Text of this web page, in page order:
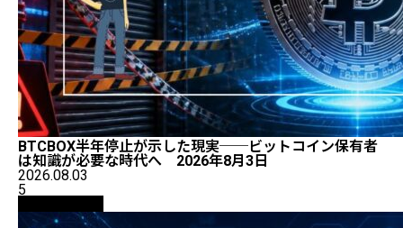
BTCBOX半年停止が示した現実──ビットコイン保有者
は知識が必要な時代へ 2026年8月3日
2026.08.03
5